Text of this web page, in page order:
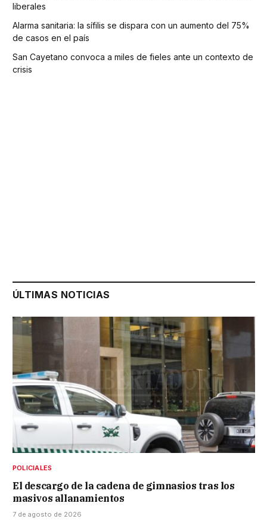
liberales
Alarma sanitaria: la sífilis se dispara con un aumento del 75%
de casos en el país
San Cayetano convoca a miles de fieles ante un contexto de
crisis
ÚLTIMAS NOTICIAS
POLICIALES
El descargo de la cadena de gimnasios tras los
masivos allanamientos
7 de agosto de 2026